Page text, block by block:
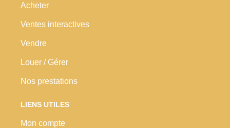
Acheter
Ventes interactives
Vendre
Louer / Gérer
Nos prestations
LIENS UTILES
Mon compte